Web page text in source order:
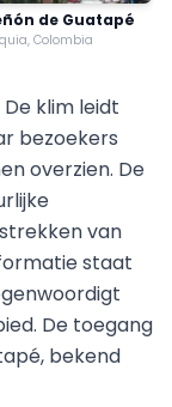
de Guatapé
Colombia
klim leidt
bezoekers
overzien. De
van
staat
De toegang
bekend